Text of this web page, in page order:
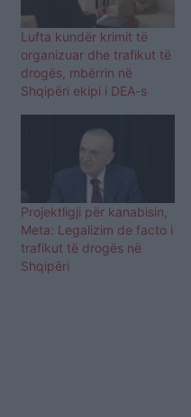
Lufta kundër krimit të
organizuar dhe trafikut të
drogës, mbërrin në
Shqipëri ekipi i DEA-s
Projektligji për kanabisin,
Meta: Legalizim de facto i
trafikut të drogës në
Shqipëri